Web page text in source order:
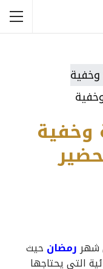
وخفية
شهررمضان حيث
التي يحتاجها